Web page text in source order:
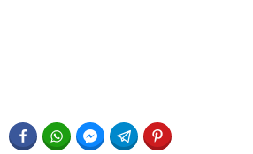
FACEBOOKWHATSAPPFACEBOOK MESSENGER
TELEGRAM